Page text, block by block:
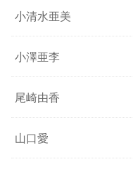
小清水亜美
小澤亜李
尾崎由香
山口愛